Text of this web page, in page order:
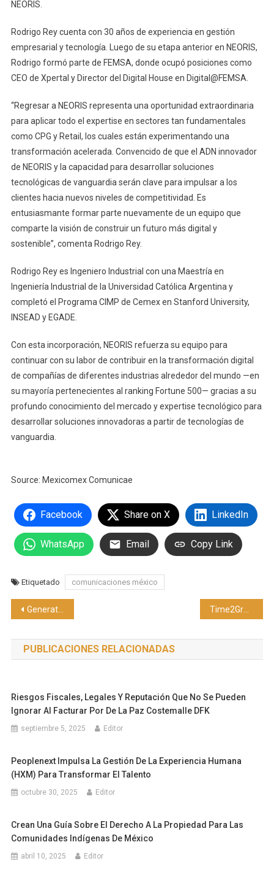
NEORIS.
Rodrigo Rey cuenta con 30 años de experiencia en gestión
empresarial y tecnología. Luego de su etapa anterior en NEORIS,
Rodrigo formó parte de FEMSA, donde ocupó posiciones como
CEO de Xpertal y Director del Digital House en Digital@FEMSA.
“Regresar a NEORIS representa una oportunidad extraordinaria
para aplicar todo el expertise en sectores tan fundamentales
como CPG y Retail, los cuales están experimentando una
transformación acelerada. Convencido de que el ADN innovador
de NEORIS y la capacidad para desarrollar soluciones
tecnológicas de vanguardia serán clave para impulsar a los
clientes hacia nuevos niveles de competitividad. Es
entusiasmante formar parte nuevamente de un equipo que
comparte la visión de construir un futuro más digital y
sostenible”, comenta Rodrigo Rey.
Rodrigo Rey es Ingeniero Industrial con una Maestría en
Ingeniería Industrial de la Universidad Católica Argentina y
completó el Programa CIMP de Cemex en Stanford University,
INSEAD y EGADE.
Con esta incorporación, NEORIS refuerza su equipo para
continuar con su labor de contribuir en la transformación digital
de compañías de diferentes industrias alrededor del mundo —en
su mayoría pertenecientes al ranking Fortune 500— gracias a su
profundo conocimiento del mercado y expertise tecnológico para
desarrollar soluciones innovadoras a partir de tecnologías de
vanguardia.
Source: Mexicomex Comunicae
Facebook Share on X LinkedIn
WhatsApp Email Copy Link
Etiquetado comunicaciones méxico
Navegación
de
entradas
Generation y MetLife Foundation capacitarán a 160 jóvenes de Latinoamérica en tecnología
PUBLICACIONES RELACIONADAS
Riesgos Fiscales, Legales Y Reputación Que No Se Pueden
Ignorar Al Facturar Por De La Paz Costemalle DFK
septiembre 5, 2025 Editor
Peoplenext Impulsa La Gestión De La Experiencia Humana
(HXM) Para Transformar El Talento
octubre 30, 2025 Editor
Crean Una Guía Sobre El Derecho A La Propiedad Para Las
Comunidades Indígenas De México
abril 10, 2025 Editor